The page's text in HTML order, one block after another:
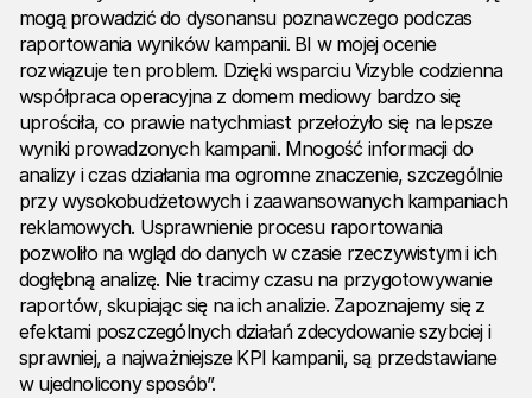
mogą prowadzić do dysonansu poznawczego podczas
raportowania wyników kampanii. BI w mojej ocenie
rozwiązuje ten problem. Dzięki wsparciu Vizyble codzienna
współpraca operacyjna z domem mediowy bardzo się
uprościła, co prawie natychmiast przełożyło się na lepsze
wyniki prowadzonych kampanii. Mnogość informacji do
analizy i czas działania ma ogromne znaczenie, szczególnie
przy wysokobudżetowych i zaawansowanych kampaniach
reklamowych. Usprawnienie procesu raportowania
pozwoliło na wgląd do danych w czasie rzeczywistym i ich
dogłębną analizę. Nie tracimy czasu na przygotowywanie
raportów, skupiając się na ich analizie. Zapoznajemy się z
efektami poszczególnych działań zdecydowanie szybciej i
sprawniej, a najważniejsze KPI kampanii, są przedstawiane
w ujednolicony sposób”.